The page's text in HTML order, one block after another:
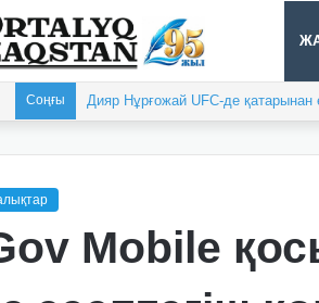
Соңғы Дияр Нұрғожай UFC-де қатарынан
Mobile